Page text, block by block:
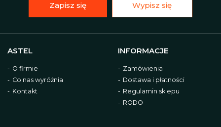
ASTEL
O firmie
Co nas wyróżnia
Kontakt
INFORMACJE
Zamówienia
Dostawa i płatności
Regulamin sklepu
RODO
Zapisz się Wypisz się